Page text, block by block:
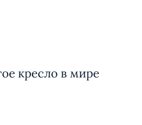
кресло в мире